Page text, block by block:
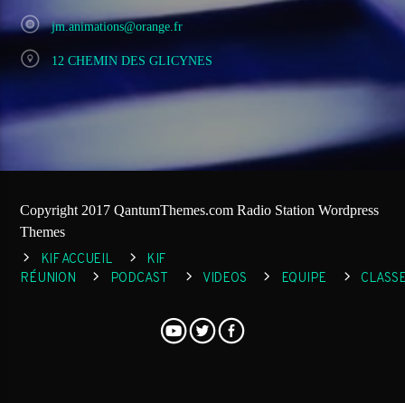
jm.animations@orange.fr
12 CHEMIN DES GLICYNES
Copyright 2017 QantumThemes.com Radio Station Wordpress
Themes
KIF ACCUEIL
KIF
RÉUNION
PODCAST VIDEOS EQUIPE